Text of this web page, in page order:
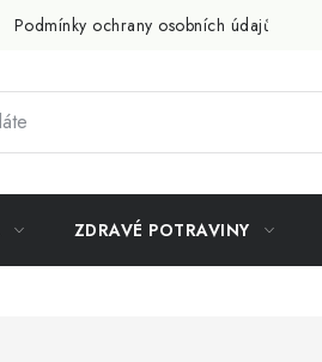
Podmínky ochrany osobních údajů
ZDRAVÉ POTRAVINY